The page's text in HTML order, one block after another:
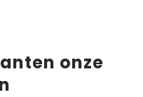
onze